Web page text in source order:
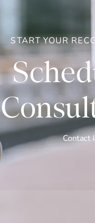
START YOUR
Contact